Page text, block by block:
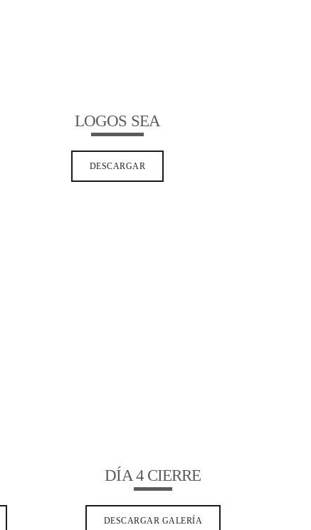
LOGOS SEA
DESCARGAR
DÍA 4 CIERRE
DESCARGAR GALERÍA